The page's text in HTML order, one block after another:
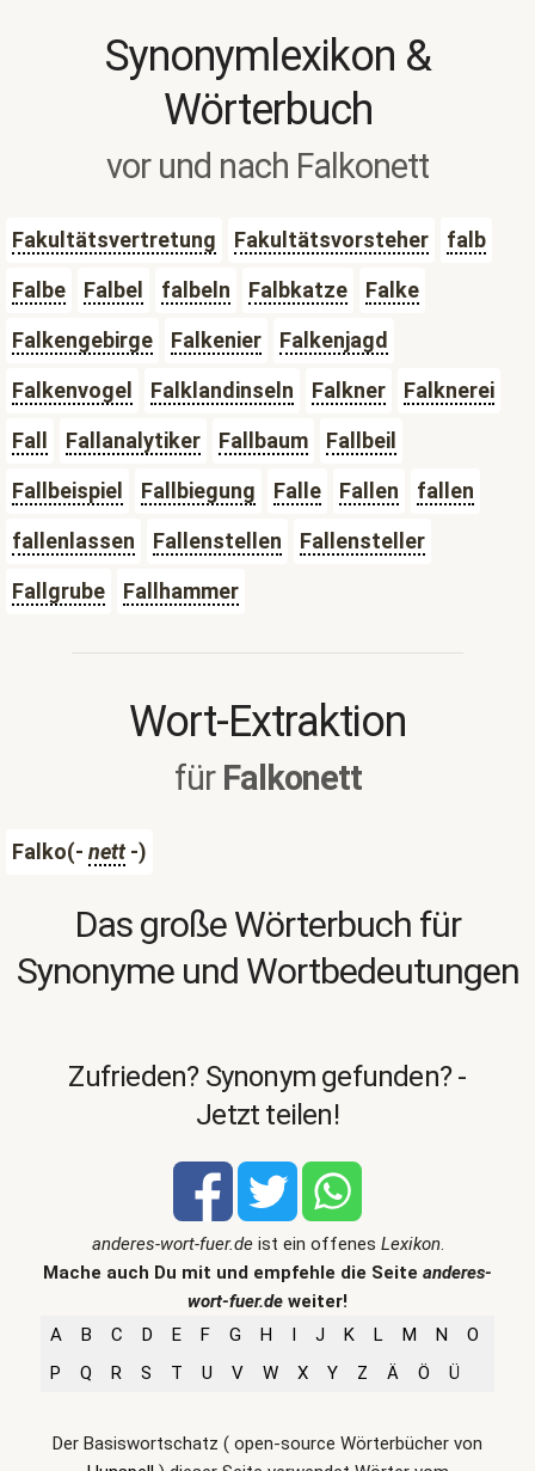
Synonymlexikon &
Wörterbuch
vor und nach Falkonett
Fakultätsvertretung Fakultätsvorsteher
falb
Falbe
Falbel falbeln Falbkatze
Falke
Falkengebirge
Falkenier
Falkenjagd
Falkenvogel
Falklandinseln Falkner
Falknerei
Fall
Fallanalytiker Fallbaum
Fallbeil
Fallbeispiel
Fallbiegung Falle Fallen
fallen
fallenlassen
Fallenstellen
Fallensteller
Fallgrube
Fallhammer
Wort-Extraktion
für Falkonett
Falko(- nett-)
Das große Wörterbuch für
Synonyme und Wortbedeutungen
Zufrieden? Synonym gefunden? -
Jetzt teilen!
anderes-wort-fuer.deist ein offenes Lexikon.
Mache auch Du mit und empfehle die Seite anderes-
wort-fuer.de weiter!
A
B C D E F G H I J K L M N
O
P
Q R S T U V W X Y Z Ä Ö Ü
Der Basiswortschatz ( open-source Wörterbücher von